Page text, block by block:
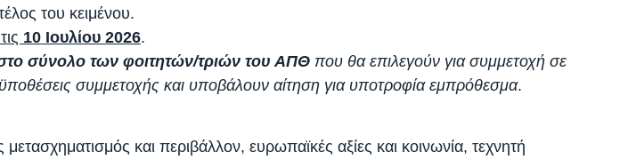
του κειμένου.
10 Ιουλίου 2026.
σύνολο των φοιτητών/τριών του ΑΠΘ που θα επιλεγούν για συμμετοχή σε
συμμετοχής και υποβάλουν αίτηση για υποτροφία εμπρόθεσμα.
και περιβάλλον, ευρωπαϊκές αξίες και κοινωνία, τεχνητή